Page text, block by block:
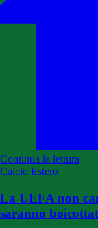
Continua la lettura
Calcio Estero
La UEFA non
saranno